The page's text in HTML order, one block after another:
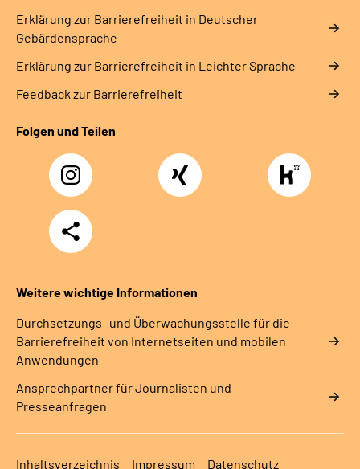
Erklärung zur Barrierefreiheit in Deutscher
Gebärdensprache
Erklärung zur Barrierefreiheit in Leichter Sprache
Feedback zur Barrierefreiheit
Folgen und Teilen
Instagram Xing
https://
rentenversicherung-
nordbayern6
Teilen
Weitere wichtige Informationen
Durchsetzungs- und Überwachungsstelle für die
Barrierefreiheit von Internetseiten und mobilen
Anwendungen
Ansprechpartner für Journalisten und
Presseanfragen
Inhaltsverzeichnis Impressum Datenschutz